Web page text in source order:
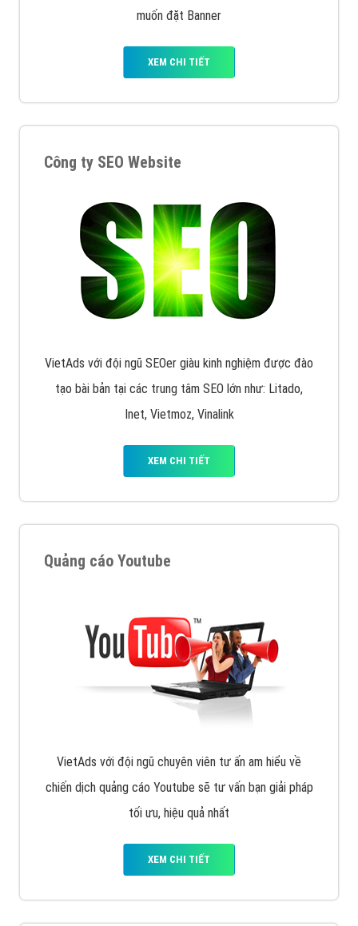
muốn đặt Banner
XEM CHI TIẾT
Công ty SEO Website
VietAds với đội ngũ SEOer giàu kinh nghiệm được đào
tạo bài bản tại các trung tâm SEO lớn như: Litado,
Inet, Vietmoz, Vinalink
XEM CHI TIẾT
Quảng cáo Youtube
VietAds với đội ngũ chuyên viên tư ấn am hiểu về
chiến dịch quảng cáo Youtube sẽ tư vấn bạn giải pháp
tối ưu, hiệu quả nhất
XEM CHI TIẾT